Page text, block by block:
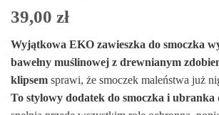
39,00 zł
Wyjątkowa EKO zawieszka do smoczka
bawełny muślinowej z drewnianym
klipsem sprawi, że smoczek maleństwa już
To stylowy dodatek do smoczka i ubranka